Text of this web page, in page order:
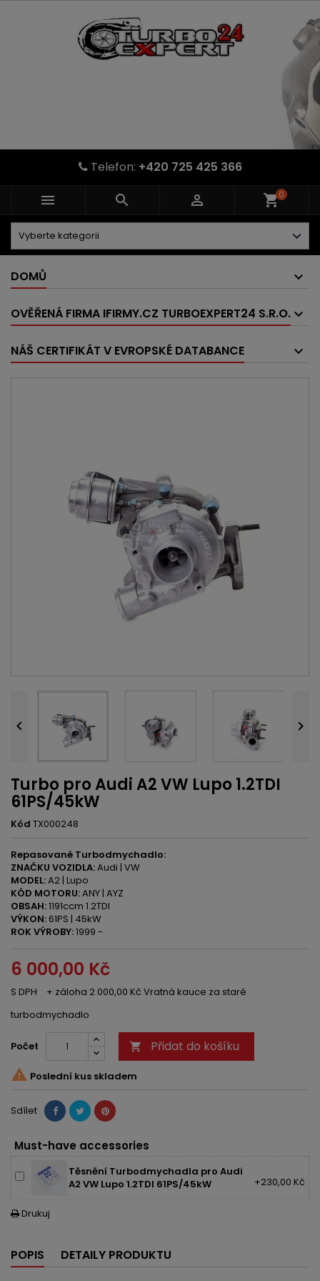
Telefon: +420 725 425 366
   shopping_cart0
DOMŮ
OVĚŘENÁ FIRMA IFIRMY.CZ TURBOEXPERT24 S.R.O.
NÁŠ CERTIFIKÁT V EVROPSKÉ DATABANCE
 
Turbo pro Audi A2 VW Lupo 1.2TDI
61PS/45kW
Kód TX000248
Repasované Turbodmychadlo:
ZNAČKU VOZIDLA:Audi | VW
MODEL:A2 | Lupo
KÓD MOTORU:ANY | AYZ
OBSAH:1191ccm 1.2TDI
VÝKON: 61PS | 45kW
ROK VÝROBY:1999 -
6 000,00 Kč
S DPH
+ záloha 2 000,00 Kč Vratná kauce za staré
turbodmychadlo
Počet  Přidat do košíku
 Poslední kus skladem
Sdílet
Must-have accessories
Těsnění Turbodmychadla pro Audi
A2 VW Lupo 1.2TDI 61PS/45kW
+230,00 Kč
 Drukuj
POPIS DETAILY PRODUKTU